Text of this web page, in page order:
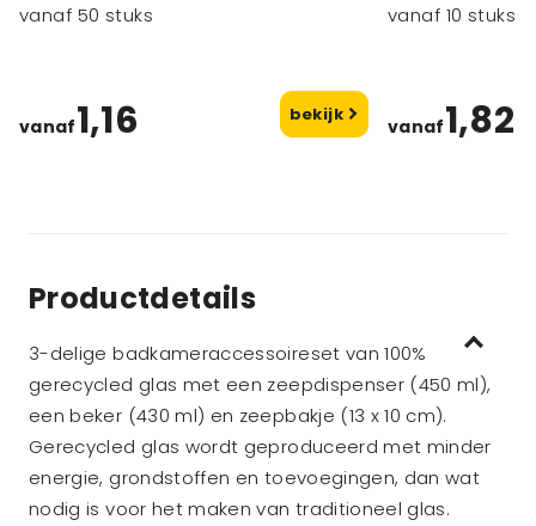
vanaf 50 stuks
vanaf1,16 bekijk
vanaf 10 stuks
vanaf1,82
Productdetails
3-delige badkameraccessoireset van 100%
gerecycled glas met een zeepdispenser (450 ml),
een beker (430 ml) en zeepbakje (13 x 10 cm).
Gerecycled glas wordt geproduceerd met minder
energie, grondstoffen en toevoegingen, dan wat
nodig is voor het maken van traditioneel glas.